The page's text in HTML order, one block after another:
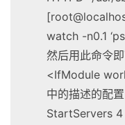
watch -n0.1
然后用此命令
<IfModule
中的描述的配置
StartServers 4